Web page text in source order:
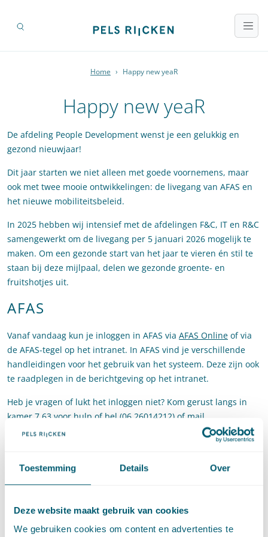
Toestemming Details Over
Deze website maakt gebruik van cookies
We gebruiken cookies om content en advertenties te
Home › Happy new yeaR
Happy new yeaR
De afdeling People Development wenst je een gelukkig en
gezond nieuwjaar!
Dit jaar starten we niet alleen met goede voornemens, maar
ook met twee mooie ontwikkelingen: de livegang van AFAS en
het nieuwe mobiliteitsbeleid.
In 2025 hebben wij intensief met de afdelingen F&C, IT en R&C
samengewerkt om de livegang per 5 januari 2026 mogelijk te
maken. Om een gezonde start van het jaar te vieren én stil te
staan bij deze mijlpaal, delen we gezonde groente- en
fruitshotjes uit.
AFAS
Vanaf vandaag kun je inloggen in AFAS via AFAS Online of via
de AFAS-tegel op het intranet. In AFAS vind je verschillende
handleidingen voor het gebruik van het systeem. Deze zijn ook
te raadplegen in de berichtgeving op het intranet.
Heb je vragen of lukt het inloggen niet? Kom gerust langs in
kamer 7.63 voor hulp of bel (06 26014212) of mail
max.dewit@pelsrijcken.nl
Mobiliteitsbeleid
De mobiliteitskaart van Reisbalans en de fietslease-regeling